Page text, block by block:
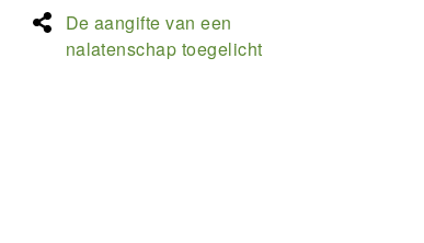
De aangifte van een
nalatenschap toegelicht